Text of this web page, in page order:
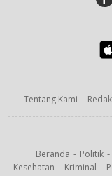
Tentang Kami
Beranda Politik
Kesehatan
Kriminal